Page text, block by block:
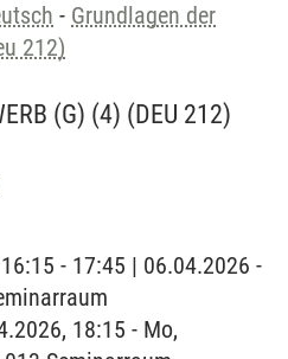
- Grundlagen der
212)
(G) (4) (DEU 212)
- 17:45 | 06.04.2026 -
18:15 - Mo,